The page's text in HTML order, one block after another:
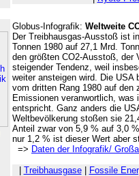
Globus-Infografik: Weltweite
Der Treibhausgas-Ausstoß ist
Tonnen 1980 auf 27,1 Mrd.
den größten CO2-Ausstoß, der
steigender Tendenz, weil
weiter ansteigen wird. Die USA
vom dritten Rang 1980 auf den
Emissionen veranwortlich, was
entspricht. Ganz anders die
Weltbevölkerung stoßen sie
Anteil zwar von 5,9 % auf 3,0
nur 1,2 % ist dieser Wert aber
=> Daten der Infografik/
Treibhausgase| Fossile